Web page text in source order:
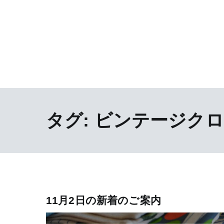
タグ: ビンテージク
11月2日の新着のご案内